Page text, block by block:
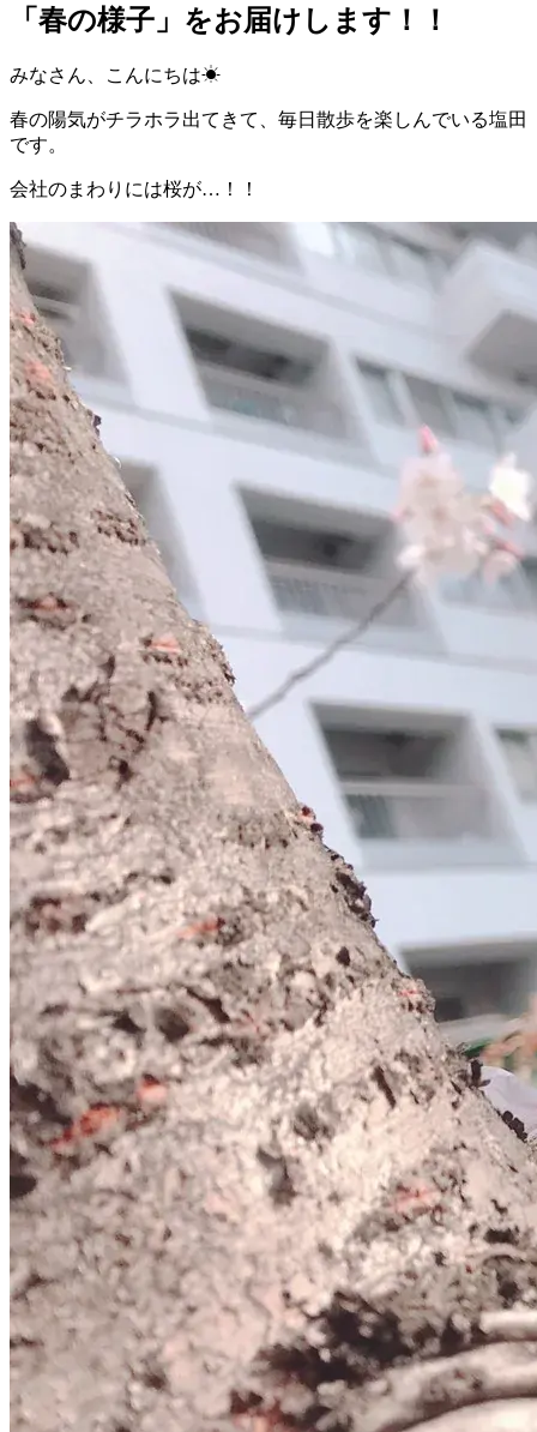
「春の様子」をお届けします！！
みなさん、こんにちは☀
春の陽気がチラホラ出てきて、毎日散歩を楽しんでいる塩田
です。
会社のまわりには桜が…！！